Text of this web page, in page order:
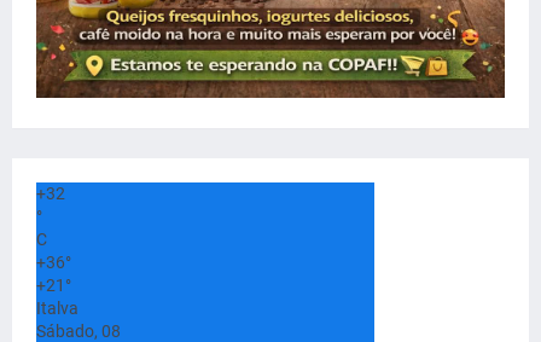
+32
°
C
+36°
+21°
Italva
Sábado, 08